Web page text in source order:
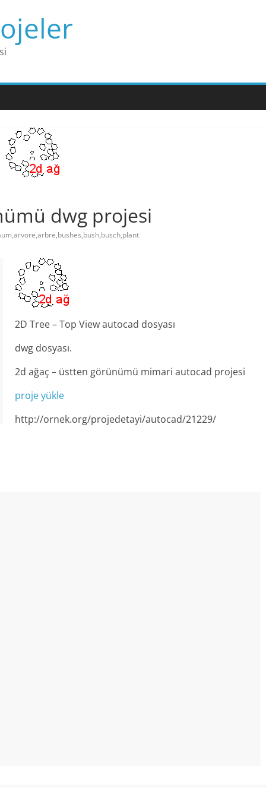
dwg projesi
2D Tree – Top View autocad dosyası
dwg dosyası.
2d ağaç – üstten görünümü mimari autocad projesi
proje yükle
http://ornek.org/projedetayi/autocad/21229/